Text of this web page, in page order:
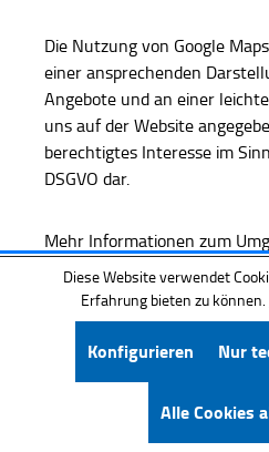
Die Nutzung von Google
einer ansprechenden
Angebote und an einer
uns auf der Website
berechtigtes Interesse im
DSGVO dar.
Mehr Informationen zum
finden Sie in der
https://policies.google.com/
Diese Website verwendet
Erfahrung bieten zu können.
Nur
Konfigurieren
Alle Cookies